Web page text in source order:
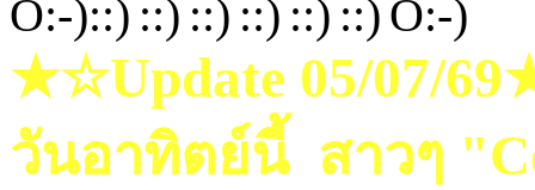
★☆Update 05/07/
วันอาทิตย์นี้ สาวๆ